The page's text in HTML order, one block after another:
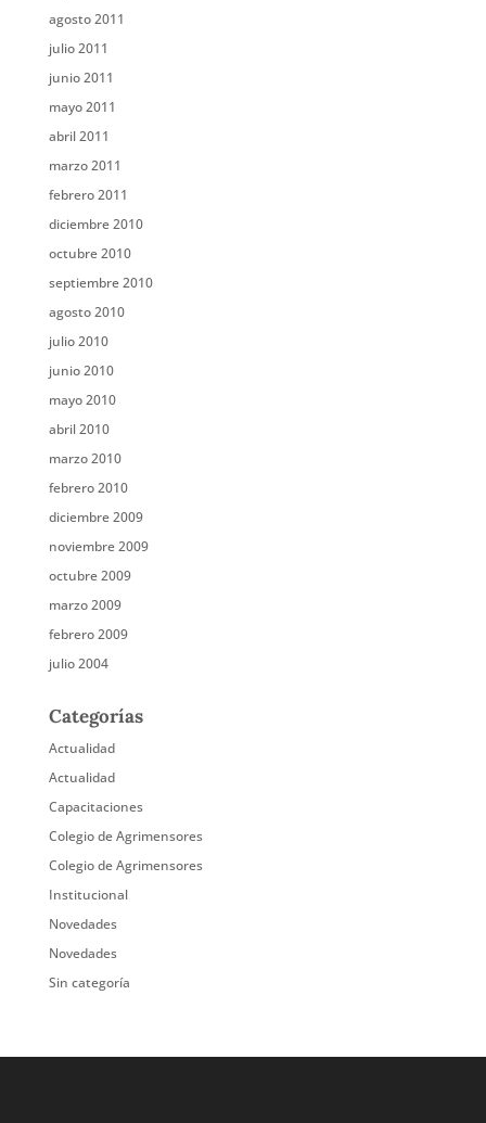
agosto 2011
julio 2011
junio 2011
mayo 2011
abril 2011
marzo 2011
febrero 2011
diciembre 2010
octubre 2010
septiembre 2010
agosto 2010
julio 2010
junio 2010
mayo 2010
abril 2010
marzo 2010
febrero 2010
diciembre 2009
noviembre 2009
octubre 2009
marzo 2009
febrero 2009
julio 2004
Categorías
Actualidad
Actualidad
Capacitaciones
Colegio de Agrimensores
Colegio de Agrimensores
Institucional
Novedades
Novedades
Sin categoría